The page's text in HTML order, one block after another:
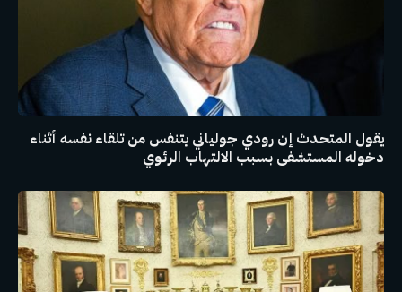
يقول المتحدث إن رودي جولياني يتنفس من تلقاء نفسه أثناء
دخوله المستشفى بسبب الالتهاب الرئوي